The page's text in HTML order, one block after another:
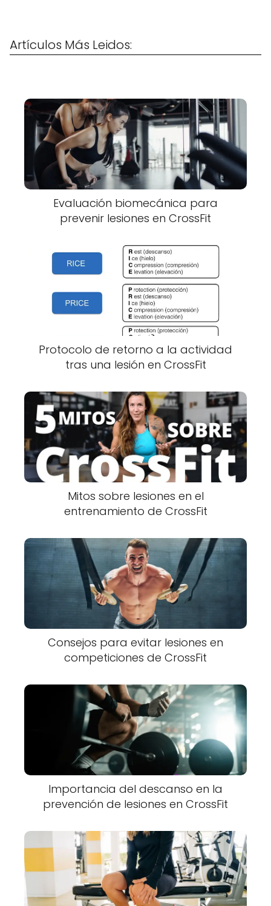
Artículos Más Leidos:
Evaluación biomecánica para
prevenir lesiones en CrossFit
Protocolo de retorno a la actividad
tras una lesión en CrossFit
Mitos sobre lesiones en el
entrenamiento de CrossFit
Consejos para evitar lesiones en
competiciones de CrossFit
Importancia del descanso en la
prevención de lesiones en CrossFit